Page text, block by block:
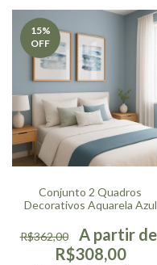
15%
OFF
Conjunto 2 Quadros
Decorativos Aquarela Azul
R$362,00
R$308,00